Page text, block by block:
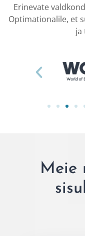
Erinevate
Optimationalile, et
ja
Meie